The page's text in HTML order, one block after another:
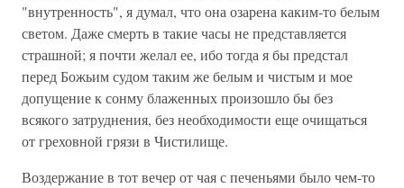
"внутренность", я думал, что она озарена каким-то белым
светом. Даже смерть в такие часы не представляется
страшной; я почти желал ее, ибо тогда я бы предстал
перед Божьим судом таким же белым и чистым и мое
допущение к сонму блаженных произошло бы без
всякого затруднения, без необходимости еще очищаться
от греховной грязи в Чистилище.
Воздержание в тот вечер от чая с печеньями было чем-то